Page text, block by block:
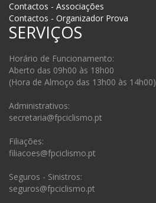
Contactos - Associações
Contactos - Organizador Prova
SERVIÇOS
Horário de Funcionamento:
Aberto das 09h00 às 18h00
(Hora de Almoço das 13h00 às 14h00)
Administrativos:
secretaria@fpciclismo.pt
Filiações:
filiacoes@fpciclismo.pt
Seguros - Sinistros:
seguros@fpciclismo.pt